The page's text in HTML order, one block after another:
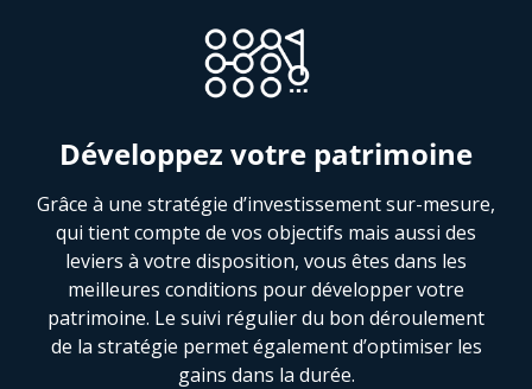
Développez votre patrimoine
Grâce à une stratégie d’investissement sur-mesure,
qui tient compte de vos objectifs mais aussi des
leviers à votre disposition, vous êtes dans les
meilleures conditions pour développer votre
patrimoine. Le suivi régulier du bon déroulement
de la stratégie permet également d’optimiser les
gains dans la durée.